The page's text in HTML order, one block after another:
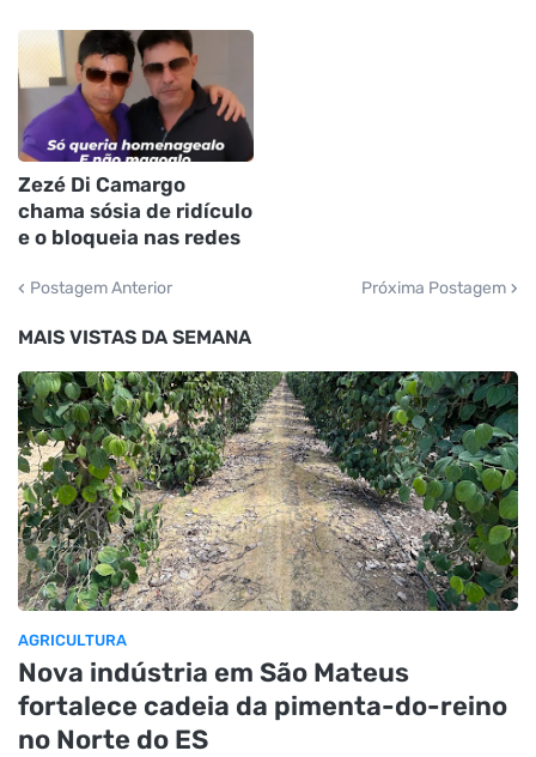
Zezé Di Camargo
chama sósia de ridículo
e o bloqueia nas redes
Postagem Anterior Próxima Postagem
MAIS VISTAS DA SEMANA
AGRICULTURA
Nova indústria em São Mateus
fortalece cadeia da pimenta-do-reino
no Norte do ES